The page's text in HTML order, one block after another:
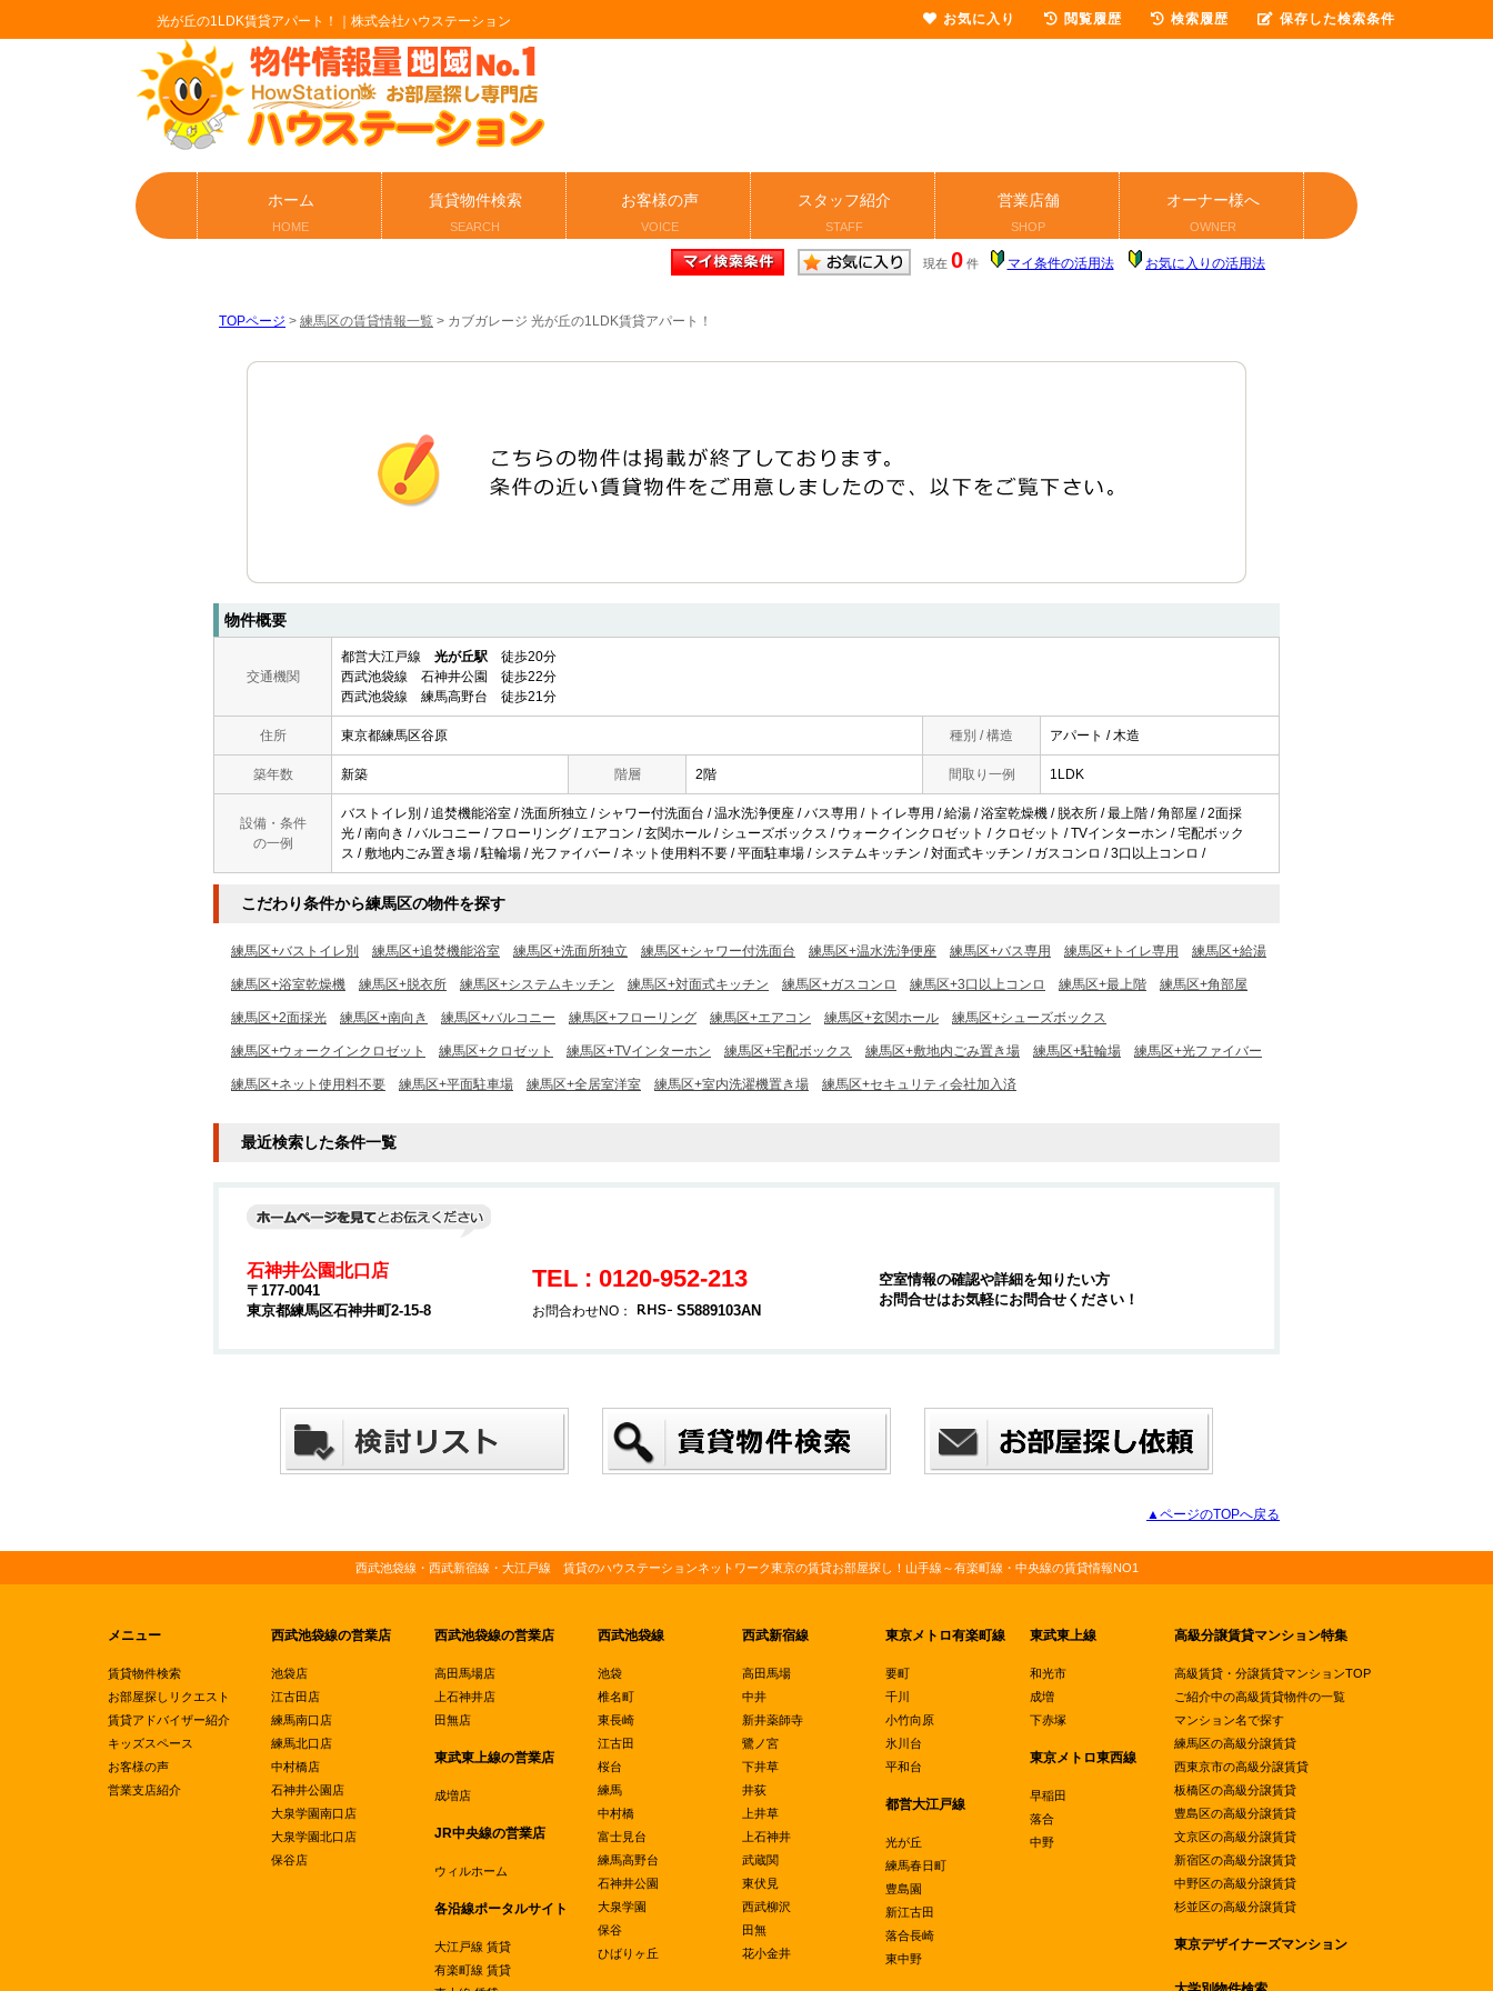
光が丘の1LDK賃貸アパート！｜株式会社ハウステーション
ホーム
HOME
賃貸物件検索
SEARCH
お客様の声
VOICE
スタッフ紹介
STAFF
営業店舗
SHOP
オーナー様へ
OWNER
現在 0 件 マイ条件の活用法 お気に入りの活用法
TOPページ > 練馬区の賃貸情報一覧 > カブガレージ 光が丘の1LDK賃貸アパート！
物件概要
交通機関
都営大江戸線 光が丘駅 徒歩20分
西武池袋線 石神井公園 徒歩22分
西武池袋線 練馬高野台 徒歩21分
住所 東京都練馬区谷原 種別 / 構造 アパート / 木造
築年数 新築 階層 2階 間取り一例 1LDK
設備・条件
の一例
バストイレ別 / 追焚機能浴室 / 洗面所独立 / シャワー付洗面台 / 温水洗浄便座 / バス専用 / トイレ専用 / 給湯 / 浴室乾燥機 / 脱衣所 / 最上階 / 角部屋 / 2面採
光 / 南向き / バルコニー / フローリング / エアコン / 玄関ホール / シューズボックス / ウォークインクロゼット / クロゼット / TVインターホン / 宅配ボック
ス / 敷地内ごみ置き場 / 駐輪場 / 光ファイバー / ネット使用料不要 / 平面駐車場 / システムキッチン / 対面式キッチン / ガスコンロ / 3口以上コンロ /
こだわり条件から練馬区の物件を探す
練馬区+バストイレ別 練馬区+追焚機能浴室 練馬区+洗面所独立 練馬区+シャワー付洗面台 練馬区+温水洗浄便座 練馬区+バス専用 練馬区+トイレ専用 練馬区+給湯
練馬区+浴室乾燥機 練馬区+脱衣所 練馬区+システムキッチン 練馬区+対面式キッチン 練馬区+ガスコンロ 練馬区+3口以上コンロ 練馬区+最上階 練馬区+角部屋
練馬区+2面採光 練馬区+南向き 練馬区+バルコニー 練馬区+フローリング 練馬区+エアコン 練馬区+玄関ホール 練馬区+シューズボックス
練馬区+ウォークインクロゼット 練馬区+クロゼット 練馬区+TVインターホン 練馬区+宅配ボックス 練馬区+敷地内ごみ置き場 練馬区+駐輪場 練馬区+光ファイバー
練馬区+ネット使用料不要 練馬区+平面駐車場 練馬区+全居室洋室 練馬区+室内洗濯機置き場 練馬区+セキュリティ会社加入済
最近検索した条件一覧
石神井公園北口店
〒177-0041
東京都練馬区石神井町2-15-8
TEL : 0120-952-213
お問合わせNO： S5889103AN
空室情報の確認や詳細を知りたい方
お問合せはお気軽にお問合せください！
▲ページのTOPへ戻る
西武池袋線・西武新宿線・大江戸線 賃貸のハウステーションネットワーク東京の賃貸お部屋探し！山手線～有楽町線・中央線の賃貸情報NO1
メニュー
賃貸物件検索
お部屋探しリクエスト
賃貸アドバイザー紹介
キッズスペース
お客様の声
営業支店紹介
西武池袋線の営業店
池袋店
江古田店
練馬南口店
練馬北口店
中村橋店
石神井公園店
大泉学園南口店
大泉学園北口店
保谷店
西武池袋線の営業店
高田馬場店
上石神井店
田無店
東武東上線の営業店
成増店
JR中央線の営業店
ウィルホーム
各沿線ポータルサイト
大江戸線 賃貸
有楽町線 賃貸
西武池袋線
池袋
椎名町
東長崎
江古田
桜台
練馬
中村橋
富士見台
練馬高野台
石神井公園
大泉学園
保谷
ひばりヶ丘
西武新宿線
高田馬場
中井
新井薬師寺
鷺ノ宮
下井草
井荻
上井草
上石神井
武蔵関
東伏見
西武柳沢
田無
花小金井
東京メトロ有楽町線
要町
千川
小竹向原
氷川台
平和台
都営大江戸線
光が丘
練馬春日町
豊島園
新江古田
落合長崎
東中野
東武東上線
和光市
成増
下赤塚
東京メトロ東西線
早稲田
落合
中野
高級分譲賃貸マンション特集
高級賃貸・分譲賃貸マンションTOP
ご紹介中の高級賃貸物件の一覧
マンション名で探す
練馬区の高級分譲賃貸
西東京市の高級分譲賃貸
板橋区の高級分譲賃貸
豊島区の高級分譲賃貸
文京区の高級分譲賃貸
新宿区の高級分譲賃貸
中野区の高級分譲賃貸
杉並区の高級分譲賃貸
東京デザイナーズマンション
お気に入り 閲覧履歴 検索履歴 保存した検索条件